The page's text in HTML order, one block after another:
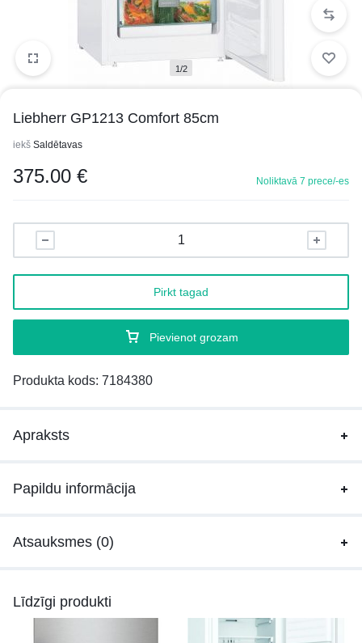
1/2
Liebherr GP1213 Comfort 85cm
iekš Saldētavas
375.00 € Noliktavā 7 prece/-es
Pievienot grozam
Pirkt tagad
Produkta kods: 7184380
Apraksts
Papildu informācija
Atsauksmes (0)
Līdzīgi produkti